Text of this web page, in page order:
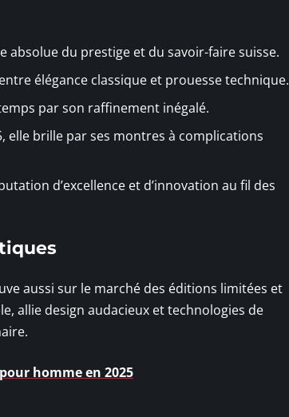
absolue du prestige et du savoir-faire suisse.
élégance classique et prouesse technique.
par son raffinement inégalé.
elle brille par ses montres à complications
d’excellence et d’innovation au fil des
aussi sur le marché des éditions limitées et
allie design audacieux et technologies de
homme en 2025